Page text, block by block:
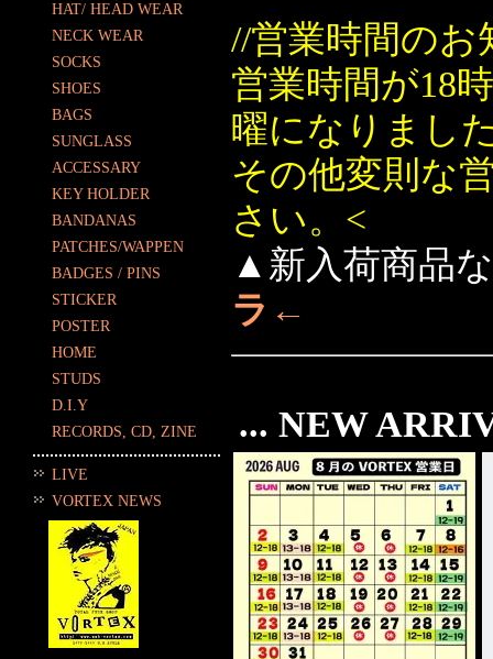
HAT/ HEAD WEAR
NECK WEAR
SOCKS
SHOES
BAGS
SUNGLASS
ACCESSARY
KEY HOLDER
BANDANAS
PATCHES/WAPPEN
BADGES / PINS
STICKER
POSTER
HOME
STUDS
D.I.Y
RECORDS, CD, ZINE
LIVE
VORTEX NEWS
//営業時間のお
営業時間が18
曜になりまし
その他変則な
さい。<
▲新入荷商品
ラ←
... NEW